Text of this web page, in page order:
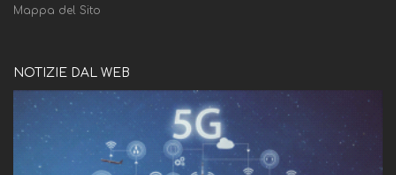
Mappa del Sito
NOTIZIE DAL WEB